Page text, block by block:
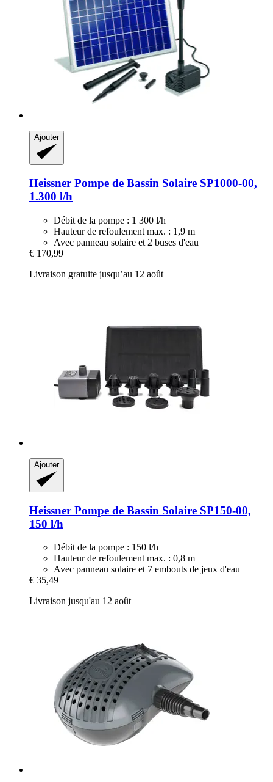
Ajouter
Heissner Pompe de Bassin Solaire SP1000-​00,
1.300 l/h
Débit de la pompe : 1 300 l/h
Hauteur de refoulement max. : 1,9 m
Avec panneau solaire et 2 buses d'eau
€ 170,99
Livraison gratuite jusqu’au 12 août
Ajouter
Heissner Pompe de Bassin Solaire SP150-​00,
150 l/h
Débit de la pompe : 150 l/h
Hauteur de refoulement max. : 0,8 m
Avec panneau solaire et 7 embouts de jeux d'eau
€ 35,49
Livraison jusqu'au 12 août